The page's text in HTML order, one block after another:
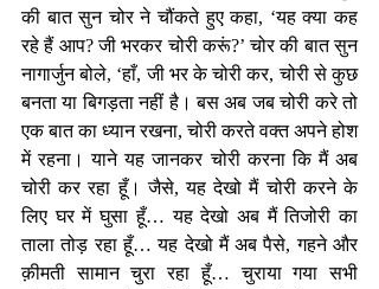
की बात सुन चोर ने चौंकते हुए कहा, ‘यह क्या कह
रहे हैं आप? जी भरकर चोरी करूं?’ चोर की बात सुन
नागार्जुन बोले, ‘हाँ, जी भर के चोरी कर, चोरी से कुछ
बनता या बिगड़ता नहीं है। बस अब जब चोरी करे तो
एक बात का ध्यान रखना, चोरी करते वक्त अपने होश
में रहना। याने यह जानकर चोरी करना कि मैं अब
चोरी कर रहा हूँ। जैसे, यह देखो मैं चोरी करने के
लिए घर में घुसा हूँ… यह देखो अब मैं तिजोरी का
ताला तोड़ रहा हूँ… यह देखो मैं अब पैसे, गहने और
क़ीमती सामान चुरा रहा हूँ… चुराया गया सभी